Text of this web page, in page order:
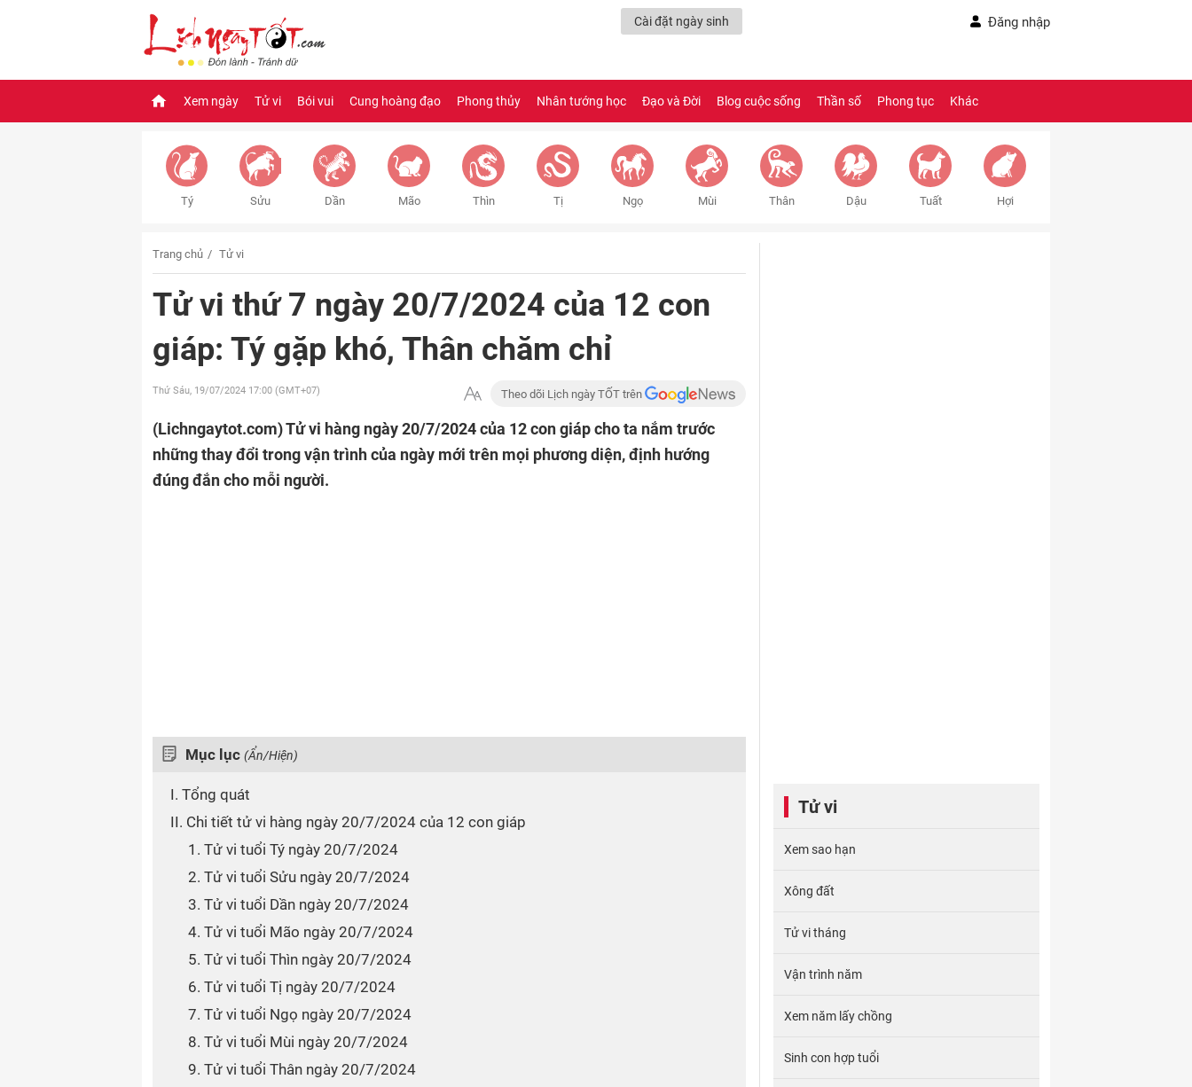
Cài đặt ngày sinh Đăng nhập
Xem ngày Tử vi Bói vui Cung hoàng đạo Phong thủy Nhân tướng học Đạo và Đời Blog cuộc sống Thần số Phong tục Khác
Tý Sửu Dần Mão Thìn Tị Ngọ Mùi Thân Dậu Tuất Hợi
Trang chủ Tử vi
Tử vi thứ 7 ngày 20/7/2024 của 12 con
giáp: Tý gặp khó, Thân chăm chỉ
Thứ Sáu, 19/07/2024 17:00 (GMT+07) Theo dõi Lịch ngày TỐT trên
(Lichngaytot.com)Tử vi hàng ngày 20/7/2024 của 12 con giáp cho ta nắm trước
những thay đổi trong vận trình của ngày mới trên mọi phương diện, định hướng
đúng đắn cho mỗi người.
Mục lục (Ẩn/Hiện)
I. Tổng quát
II. Chi tiết tử vi hàng ngày 20/7/2024 của 12 con giáp
1. Tử vi tuổi Tý ngày 20/7/2024
2. Tử vi tuổi Sửu ngày 20/7/2024
3. Tử vi tuổi Dần ngày 20/7/2024
4. Tử vi tuổi Mão ngày 20/7/2024
5. Tử vi tuổi Thìn ngày 20/7/2024
6. Tử vi tuổi Tị ngày 20/7/2024
7. Tử vi tuổi Ngọ ngày 20/7/2024
8. Tử vi tuổi Mùi ngày 20/7/2024
9. Tử vi tuổi Thân ngày 20/7/2024
Tử vi
Xem sao hạn
Xông đất
Tử vi tháng
Vận trình năm
Xem năm lấy chồng
Sinh con hợp tuổi